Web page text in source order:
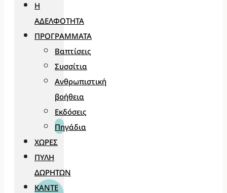
Η
ΑΔΕΛΦΌΤΗΤΑ
ΠΡΟΓΡΆΜΜΑΤΑ
Βαπτίσεις
Συσσίτια
Ανθρωπιστική
βοήθεια
Εκδόσεις
Πηγάδια
ΧΏΡΕΣ
ΠΎΛΗ
ΔΩΡΗΤΏΝ
ΚΆΝΤΕ